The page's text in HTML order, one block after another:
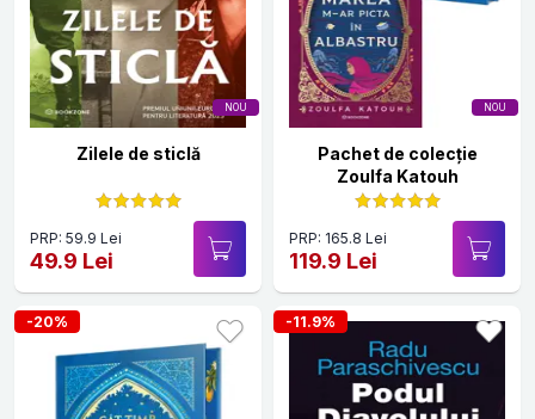
NOU
Zilele de sticlă
PRP: 59.9 Lei
49.9 Lei
NOU
Pachet de colecție
Zoulfa Katouh
PRP: 165.8 Lei
119.9 Lei
-20% -11.9%